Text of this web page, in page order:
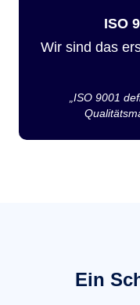
ISO
Wir sind das
„ISO 9001
Ein